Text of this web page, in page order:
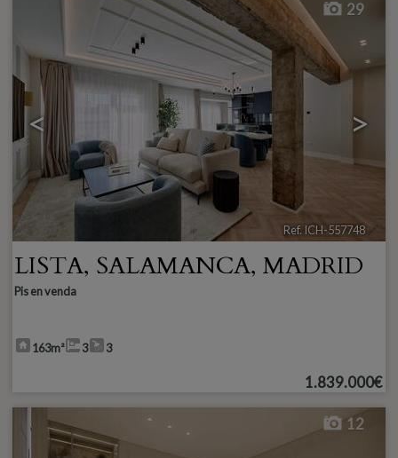
< >
29
Ref. ICH-557748🔗
LISTA, SALAMANCA, MADRID
Pis en venda
163m² 3 3
1.839.000€
12